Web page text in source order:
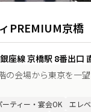
PREMIUM京橋
座線 京橋駅 8番出口
の会場から東京を一
ーティー・宴会OK
エレ